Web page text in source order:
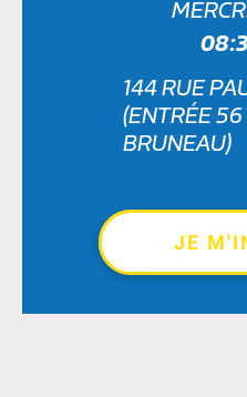
144 RUE
(ENTRÉE 56
BRUNEAU)
JE